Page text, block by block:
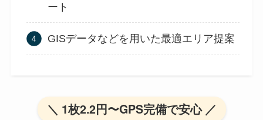
ート
GISデータなどを用いた最適エリア提案
＼ 1枚2.2円〜GPS完備で安心 ／